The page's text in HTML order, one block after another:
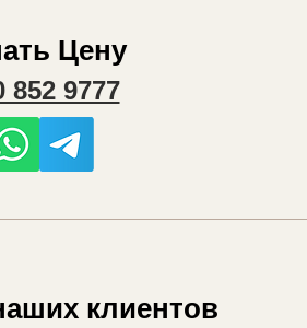
Цену
852 9777
клиентов